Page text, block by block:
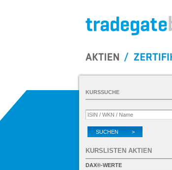
KURSSUCHE
SUCHEN >
KURSLISTEN AKTIEN
DAX®-WERTE